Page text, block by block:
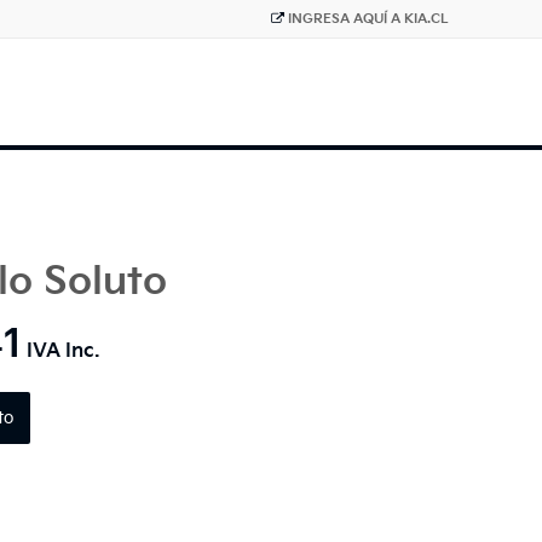
INGRESA AQUÍ A KIA.CL
Soluto